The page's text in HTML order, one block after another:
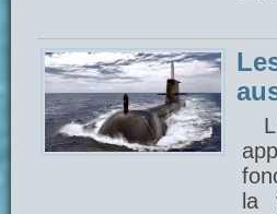
la